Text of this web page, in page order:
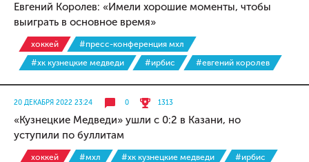
Евгений Королев: «Имели хорошие моменты, чтобы
выиграть в основное время»
хоккей
#пресс-конференция мхл
#хк кузнецкие медведи
#ирбис #евгений королев
20 ДЕКАБРЯ 2022 23:24 0 1313
«Кузнецкие Медведи» ушли с 0:2 в Казани, но
уступили по буллитам
хоккей #мхл #хк кузнецкие медведи
#ирбис